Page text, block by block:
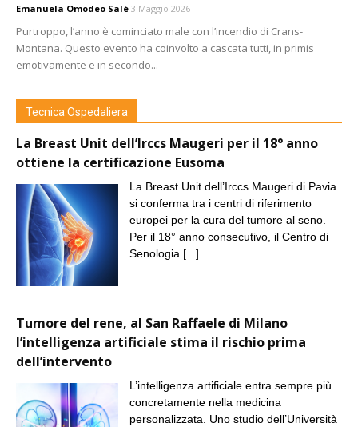
Emanuela Omodeo Salé 3 Maggio 2026
Purtroppo, l’anno è cominciato male con l’incendio di Crans-
Montana. Questo evento ha coinvolto a cascata tutti, in primis
emotivamente e in secondo...
Tecnica Ospedaliera
La Breast Unit dell’Irccs Maugeri per il 18° anno
ottiene la certificazione Eusoma
La Breast Unit dell’Irccs Maugeri di Pavia
si conferma tra i centri di riferimento
europei per la cura del tumore al seno.
Per il 18° anno consecutivo, il Centro di
Senologia [...]
Tumore del rene, al San Raffaele di Milano
l’intelligenza artificiale stima il rischio prima
dell’intervento
L’intelligenza artificiale entra sempre più
concretamente nella medicina
personalizzata. Uno studio dell’Università